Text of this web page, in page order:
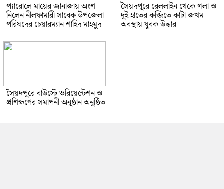
প্যারোলে মায়ের জানাজায় অংশ
নিলেন নীলফামারী সাবেক উপজেলা
পরিষদের চেয়ারম্যান শাহিদ মাহমুদ
সৈয়দপুরে রেললাইন থেকে গলা ও
দুই হাতের কব্জিতে কাটা জখম
অবস্থায় যুবক উদ্ধার
সৈয়দপুরে বাউস্টে ওরিয়েন্টেশন ও
প্রশিক্ষণের সমাপনী অনুষ্ঠান অনুষ্ঠিত